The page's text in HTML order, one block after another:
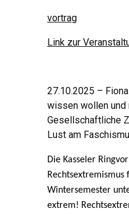
vortrag
Link zur
27.10.2025 –
wissen wollen und
Gesellschaftliche
Lust am
Die Kasseler
Rechtsextremismus
Wintersemester
extrem!